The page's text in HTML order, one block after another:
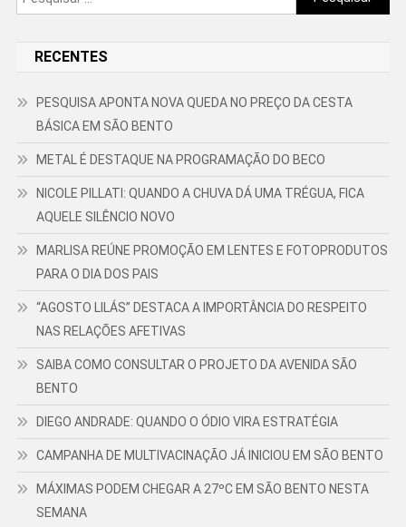
por:
RECENTES
PESQUISA APONTA NOVA QUEDA NO PREÇO DA CESTA
BÁSICA EM SÃO BENTO
METAL É DESTAQUE NA PROGRAMAÇÃO DO BECO
NICOLE PILLATI: QUANDO A CHUVA DÁ UMA TRÉGUA, FICA
AQUELE SILÊNCIO NOVO
MARLISA REÚNE PROMOÇÃO EM LENTES E FOTOPRODUTOS
PARA O DIA DOS PAIS
“AGOSTO LILÁS” DESTACA A IMPORTÂNCIA DO RESPEITO
NAS RELAÇÕES AFETIVAS
SAIBA COMO CONSULTAR O PROJETO DA AVENIDA SÃO
BENTO
DIEGO ANDRADE: QUANDO O ÓDIO VIRA ESTRATÉGIA
CAMPANHA DE MULTIVACINAÇÃO JÁ INICIOU EM SÃO BENTO
MÁXIMAS PODEM CHEGAR A 27ºC EM SÃO BENTO NESTA
SEMANA